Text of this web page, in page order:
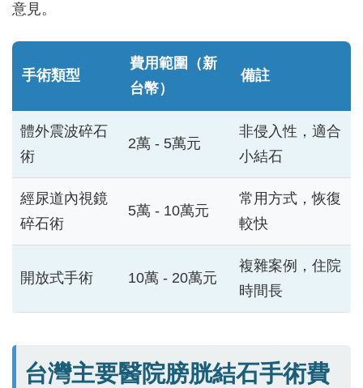
意見。
手術類型
費用範圍（新
台幣）
備註
體外震波碎石
術
2萬 - 5萬元
非侵入性，適合
小結石
經尿道內視鏡
碎石術
5萬 - 10萬元
常用方式，恢復
較快
開放式手術 10萬 - 20萬元
複雜案例，住院
時間長
台灣主要醫院膀胱結石手術費